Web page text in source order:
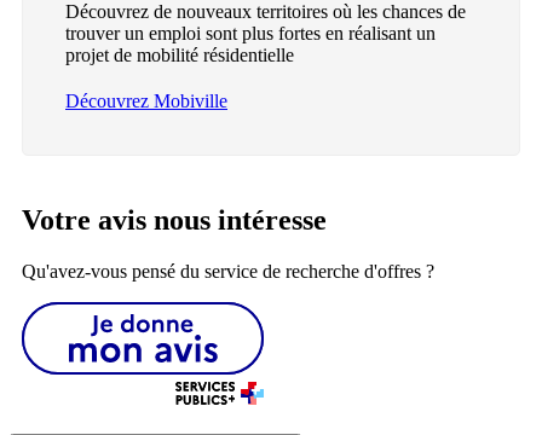
Découvrez de nouveaux territoires où les chances de
trouver un emploi sont plus fortes en réalisant un
projet de mobilité résidentielle
Découvrez Mobiville
Votre avis nous intéresse
Qu'avez-vous pensé du service de recherche d'offres ?